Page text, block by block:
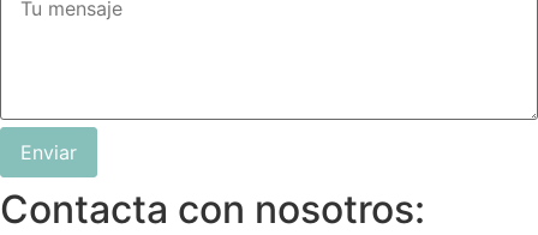
Enviar
Contacta con nosotros: